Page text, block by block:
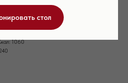
1060
стол